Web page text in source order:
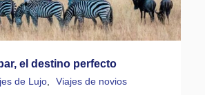
el destino perfecto
de Lujo,
Viajes de novios